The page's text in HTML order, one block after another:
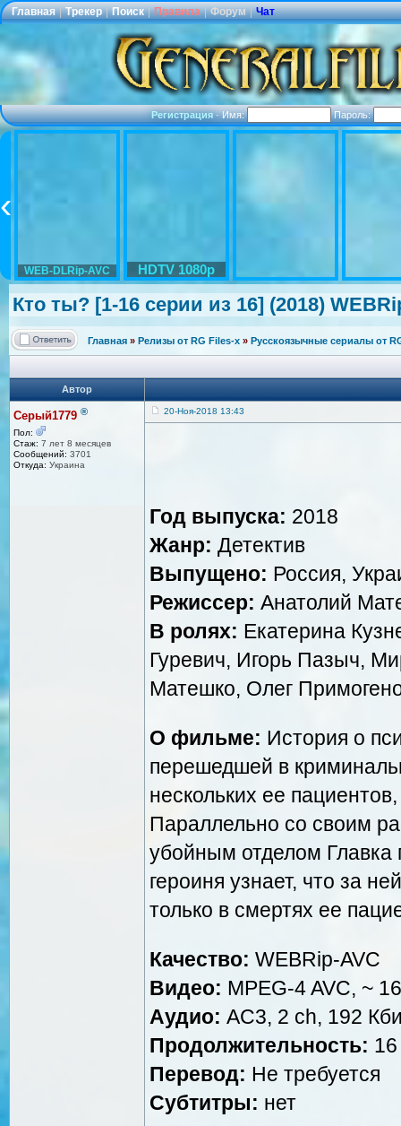
Главная | Трекер | Поиск | Правила | Форум | Чат
Регистрация·Имя: Пароль:
WEB-DLRip-AVC HDTV 1080p
Кто ты? [1-16 серии из 16] (2018)
Главная » Релизы от RG Files-x » Русскоязычные сериалы от
Автор
Серый1779 ®
Пол:
Стаж: 7 лет 8 месяцев
Сообщений: 3701
Откуда: Украина
20-Ноя-2018 13:43
Год выпуска: 2018
Жанр: Детектив
Выпущено: Россия,
Режиссер: Анатолий
В ролях: Екатерина
Гуревич, Игорь Пазыч,
Матешко, Олег
О фильме: История о
перешедшей в
нескольких ее
Параллельно со своим
убойным отделом Главка
героиня узнает, что за
только в смертях ее
Качество: WEBRip-AVC
Видео: MPEG-4 AVC, ~
Аудио: AC3, 2 ch, 192
Продолжительность:
Перевод: Не требуется
Субтитры: нет